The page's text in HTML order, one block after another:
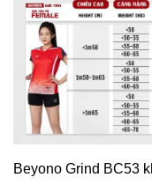
Beyono Grind BC53